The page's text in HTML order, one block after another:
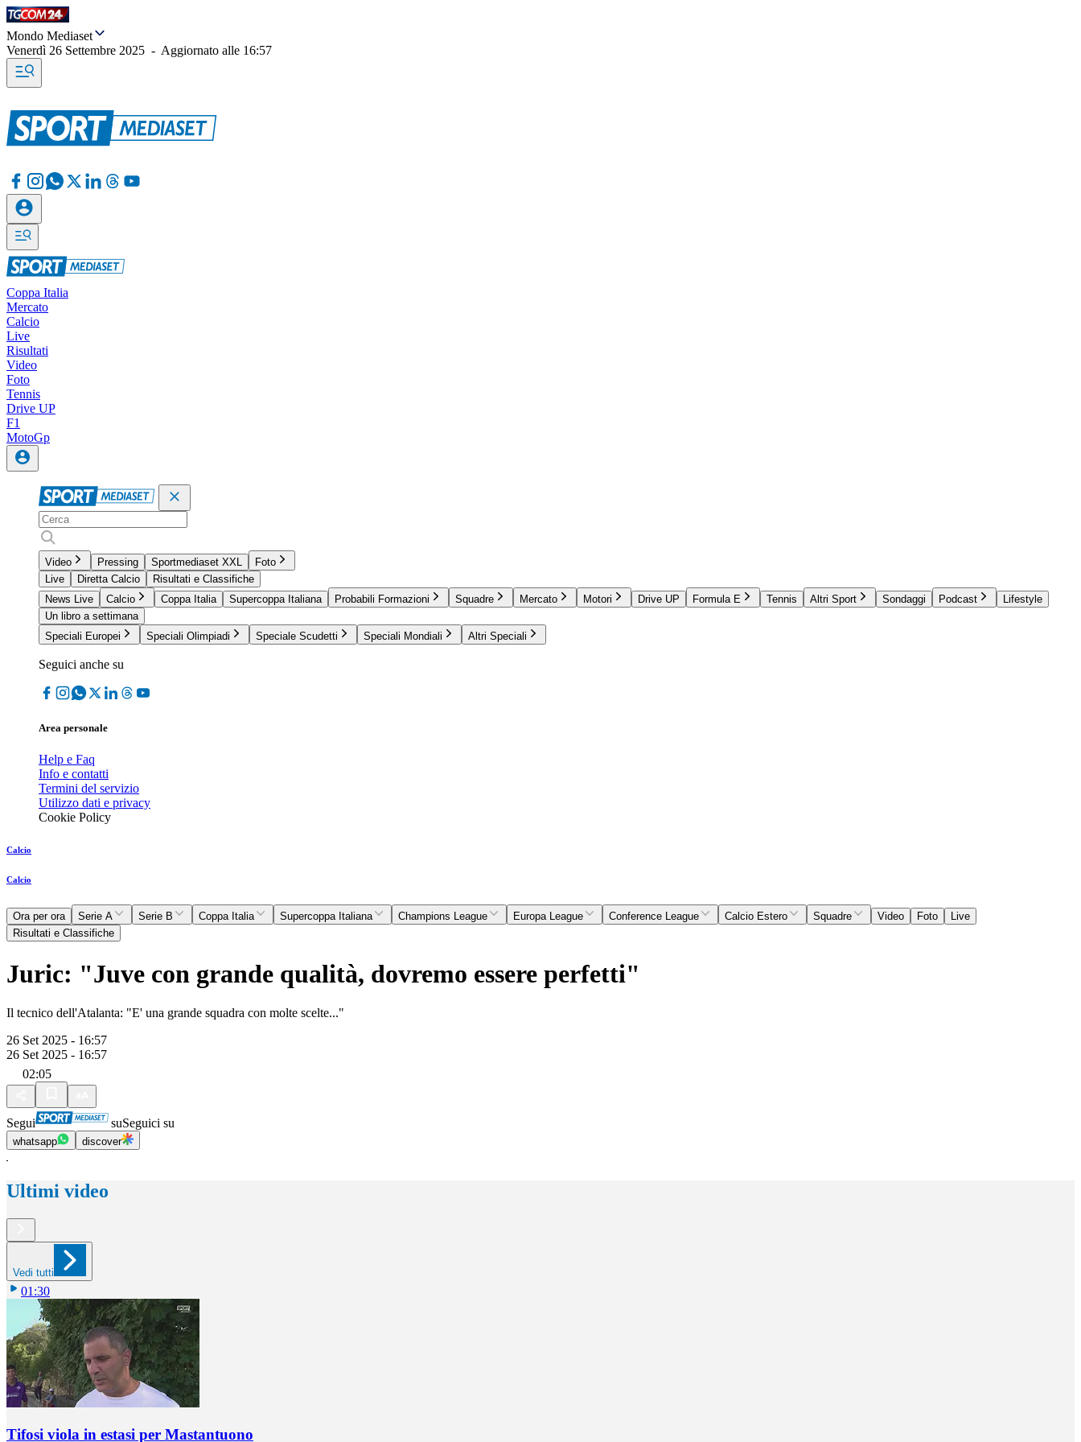
Mondo Mediaset
Venerdì 26 Settembre 2025 - Aggiornato alle 16:57
Coppa Italia
Mercato
Calcio
Live
Risultati
Video
Foto
Tennis
Drive UP
F1
MotoGp
Video Pressing Sportmediaset XXL
Foto
Live
Diretta Calcio
Risultati e Classifiche
News Live
Calcio Coppa Italia Supercoppa Italiana Probabili Formazioni Squadre Mercato Motori Drive UP Formula E Tennis Altri Sport Sondaggi Podcast
Lifestyle
Un libro a settimana
Speciali Europei
Speciali Olimpiadi Speciale Scudetti Speciali Mondiali Altri Speciali
Seguici anche su
Area personale
Help e Faq
Info e contatti
Termini del servizio
Utilizzo dati e privacy
Cookie Policy
Calcio
Calcio
Ora per ora Serie A Serie B Coppa Italia Supercoppa Italiana Champions League Europa League Conference League Calcio Estero Squadre Video Foto
Live
Risultati e Classifiche
Juric: "Juve con grande qualità, dovremo essere perfetti"
Il tecnico dell'Atalanta: "E' una grande squadra con molte scelte..."
26 Set 2025 - 16:57
26 Set 2025 - 16:57
02:05
Segui suSeguici su
whatsapp discover
Ultimi video
Vedi tutti
01:30
Tifosi viola in estasi per Mastantuono